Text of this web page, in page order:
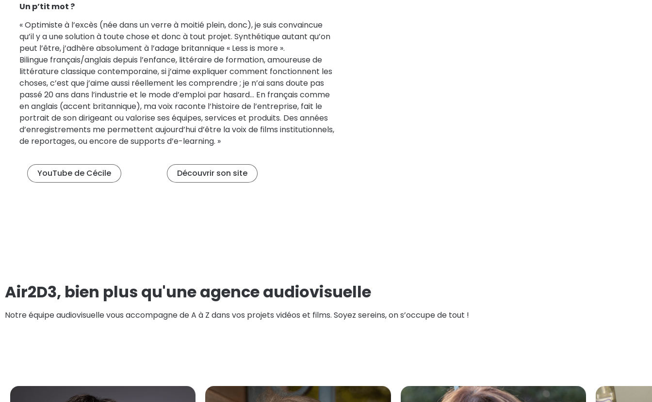
Un p’tit mot ?
« Optimiste à l’excès (née dans un verre à moitié plein, donc), je suis convaincue
qu’il y a une solution à toute chose et donc à tout projet. Synthétique autant qu’on
peut l’être, j’adhère absolument à l’adage britannique « Less is more ».
Bilingue français/anglais depuis l’enfance, littéraire de formation, amoureuse de
littérature classique contemporaine, si j’aime expliquer comment fonctionnent les
choses, c’est que j’aime aussi réellement les comprendre ; je n’ai sans doute pas
passé 20 ans dans l’industrie et le mode d’emploi par hasard… En français comme
en anglais (accent britannique), ma voix raconte l’histoire de l’entreprise, fait le
portrait de son dirigeant ou valorise ses équipes, services et produits. Des années
d’enregistrements me permettent aujourd’hui d’être la voix de films institutionnels,
de reportages, ou encore de supports d’e-learning. »
YouTube de Cécile Découvrir son site
Air2D3, bien plus qu'une agence audiovisuelle
Notre équipe audiovisuelle vous accompagne de A à Z dans vos projets vidéos et films. Soyez sereins, on s’occupe de tout !